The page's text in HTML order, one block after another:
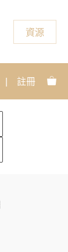
資源
註冊